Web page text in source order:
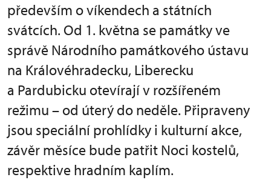
především o víkendech a státních
svátcích. Od 1. května se památky ve
správě Národního památkového ústavu
na Královéhradecku, Liberecku
a Pardubicku otevírají v rozšířeném
režimu – od úterý do neděle. Připraveny
jsou speciální prohlídky i kulturní akce,
závěr měsíce bude patřit Noci kostelů,
respektive hradním kaplím.